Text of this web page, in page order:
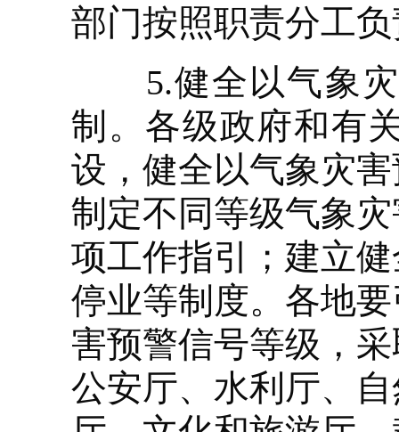
部门按照职责分工
5.健全以气象灾
制。各级政府和有
设，健全以气象灾
制定不同等级气象
项工作指引；建立
停业等制度。各地
害预警信号等级，
公安厅、水利厅、